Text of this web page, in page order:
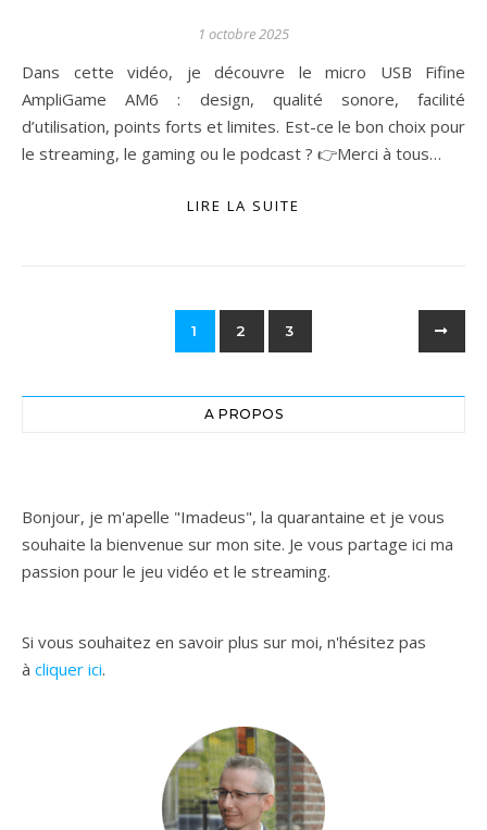
1 octobre 2025
Dans cette vidéo, je découvre le micro USB Fifine
AmpliGame AM6 : design, qualité sonore, facilité
d’utilisation, points forts et limites. Est-ce le bon choix pour
le streaming, le gaming ou le podcast ? 👉Merci à tous…
LIRE LA SUITE
1 2 3
A PROPOS
Bonjour, je m'apelle "Imadeus", la quarantaine et je vous
souhaite la bienvenue sur mon site. Je vous partage ici ma
passion pour le jeu vidéo et le streaming.
Si vous souhaitez en savoir plus sur moi, n'hésitez pas
à cliquer ici.